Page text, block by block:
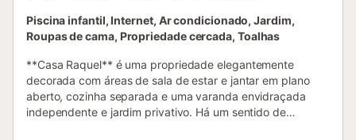
Piscina infantil, Internet, Ar condicionado, Jardim,
Roupas de cama, Propriedade cercada, Toalhas
**Casa Raquel** é uma propriedade elegantemente
decorada com áreas de sala de estar e jantar em plano
aberto, cozinha separada e uma varanda envidraçada
independente e jardim privativo. Há um sentido de